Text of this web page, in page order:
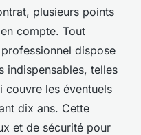
plusieurs points
compte. Tout
dispose
indispensables, telles
couvre les éventuels
dix ans. Cette
et de sécurité pour